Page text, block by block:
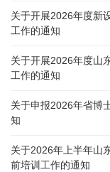
关于开展2026年度新
工作的通知
关于开展2026年度山
工作的通知
关于申报2026年省博
知
关于2026年上半年山
前培训工作的通知